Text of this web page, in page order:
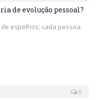
de evolução pessoal?
espelhos; cada pessoa
0